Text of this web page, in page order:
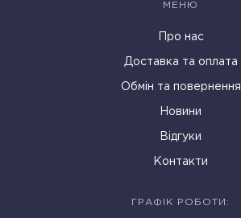
МЕНЮ
Про нас
Доставка та оплата
Обмін та повернення
Новини
Відгуки
Контакти
ГРАФІК РОБОТИ: